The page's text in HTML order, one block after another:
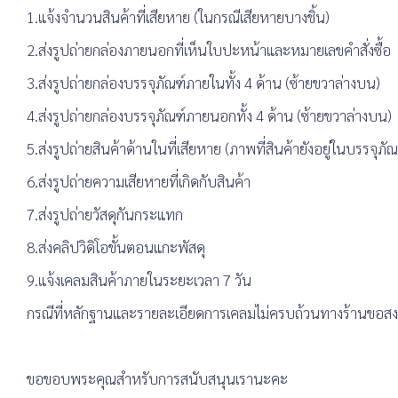
1.แจ้งจำนวนสินค้าที่เสียหาย (ในกรณีเสียหายบางชิ้น)
2.ส่งรูปถ่ายกล่องภายนอกที่เห็นใบปะหน้าและหมายเลขคำสั่งซื้อ
3.ส่งรูปถ่ายกล่องบรรจุภัณฑ์ภายในทั้ง 4 ด้าน (ซ้ายขวาล่างบน)
4.ส่งรูปถ่ายกล่องบรรจุภัณฑ์ภายนอกทั้ง 4 ด้าน (ซ้ายขวาล่างบน)
5.ส่งรูปถ่ายสินค้าด้านในที่เสียหาย (ภาพที่สินค้ายังอยู่ในบรรจุภั
6.ส่งรูปถ่ายความเสียหายที่เกิดกับสินค้า
7.ส่งรูปถ่ายวัสดุกันกระแทก
8.ส่งคลิปวิดิโอขั้นตอนแกะพัสดุ
9.แจ้งเคลมสินค้าภายในระยะเวลา 7 วัน
กรณีที่หลักฐานและรายละเอียดการเคลมไม่ครบถ้วนทางร้านขอส
ขอขอบพระคุณสำหรับการสนับสนุนเรานะคะ